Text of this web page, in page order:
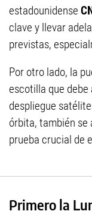
estadounidense
clave y llevar
previstas,
Por otro lado, la
escotilla que debe
despliegue
órbita, también se
prueba crucial de
Primero la